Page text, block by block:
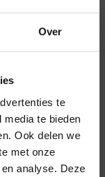
Over
te
te bieden
Ook delen we
met onze
analyse. Deze
×